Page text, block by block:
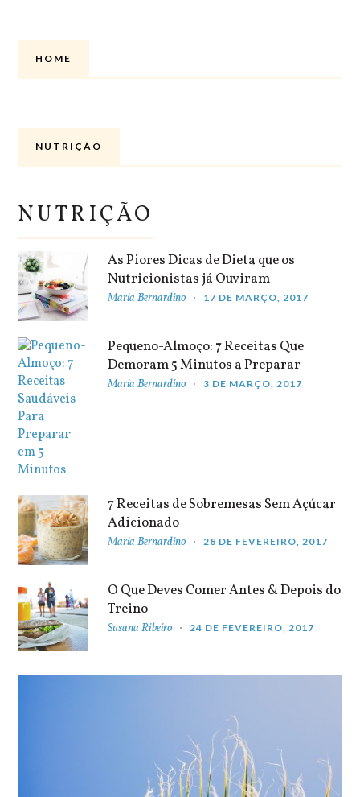
HOME
NUTRIÇÃO
NUTRIÇÃO
As Piores Dicas de Dieta que os
Nutricionistas já Ouviram
Maria Bernardino 17 DE MARÇO, 2017
Pequeno-Almoço: 7 Receitas Que
Demoram 5 Minutos a Preparar
Maria Bernardino 3 DE MARÇO, 2017
7 Receitas de Sobremesas Sem Açúcar
Adicionado
Maria Bernardino 28 DE FEVEREIRO, 2017
O Que Deves Comer Antes & Depois do
Treino
Susana Ribeiro 24 DE FEVEREIRO, 2017